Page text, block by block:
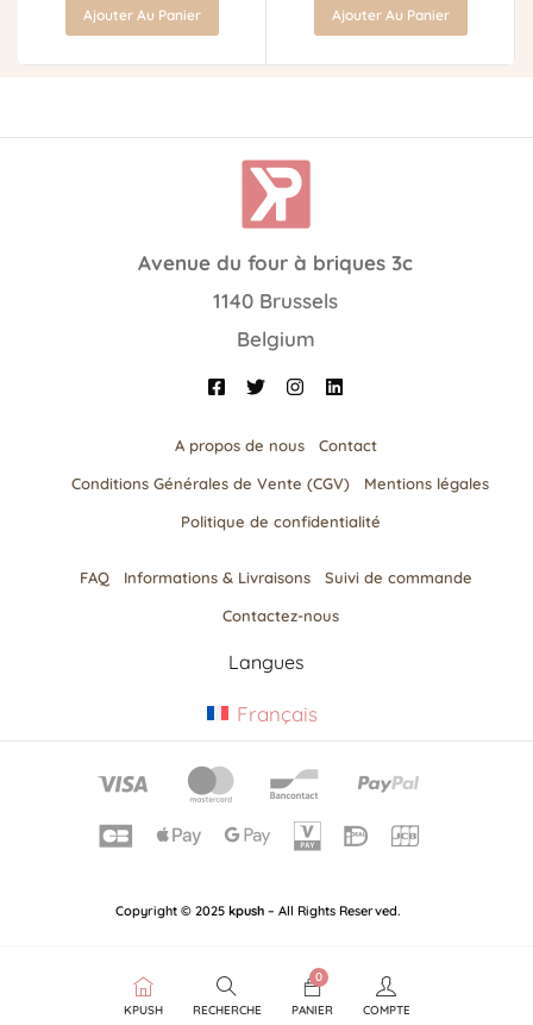
Ajouter Au Panier Ajouter Au Panier
Avenue du four à briques 3c
1140 Brussels
Belgium
A propos de nous
Contact
Conditions Générales de Vente (CGV)
Mentions légales
Politique de confidentialité
FAQ Informations & Livraisons​
Suivi de commande
Contactez-nous
Langues
Français
Copyright © 2025 kpush – All Rights Reserved.
KPUSH RECHERCHE
0
PANIER COMPTE